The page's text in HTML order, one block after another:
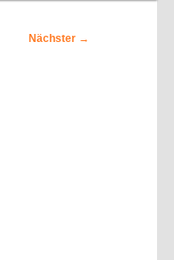
Nächster →